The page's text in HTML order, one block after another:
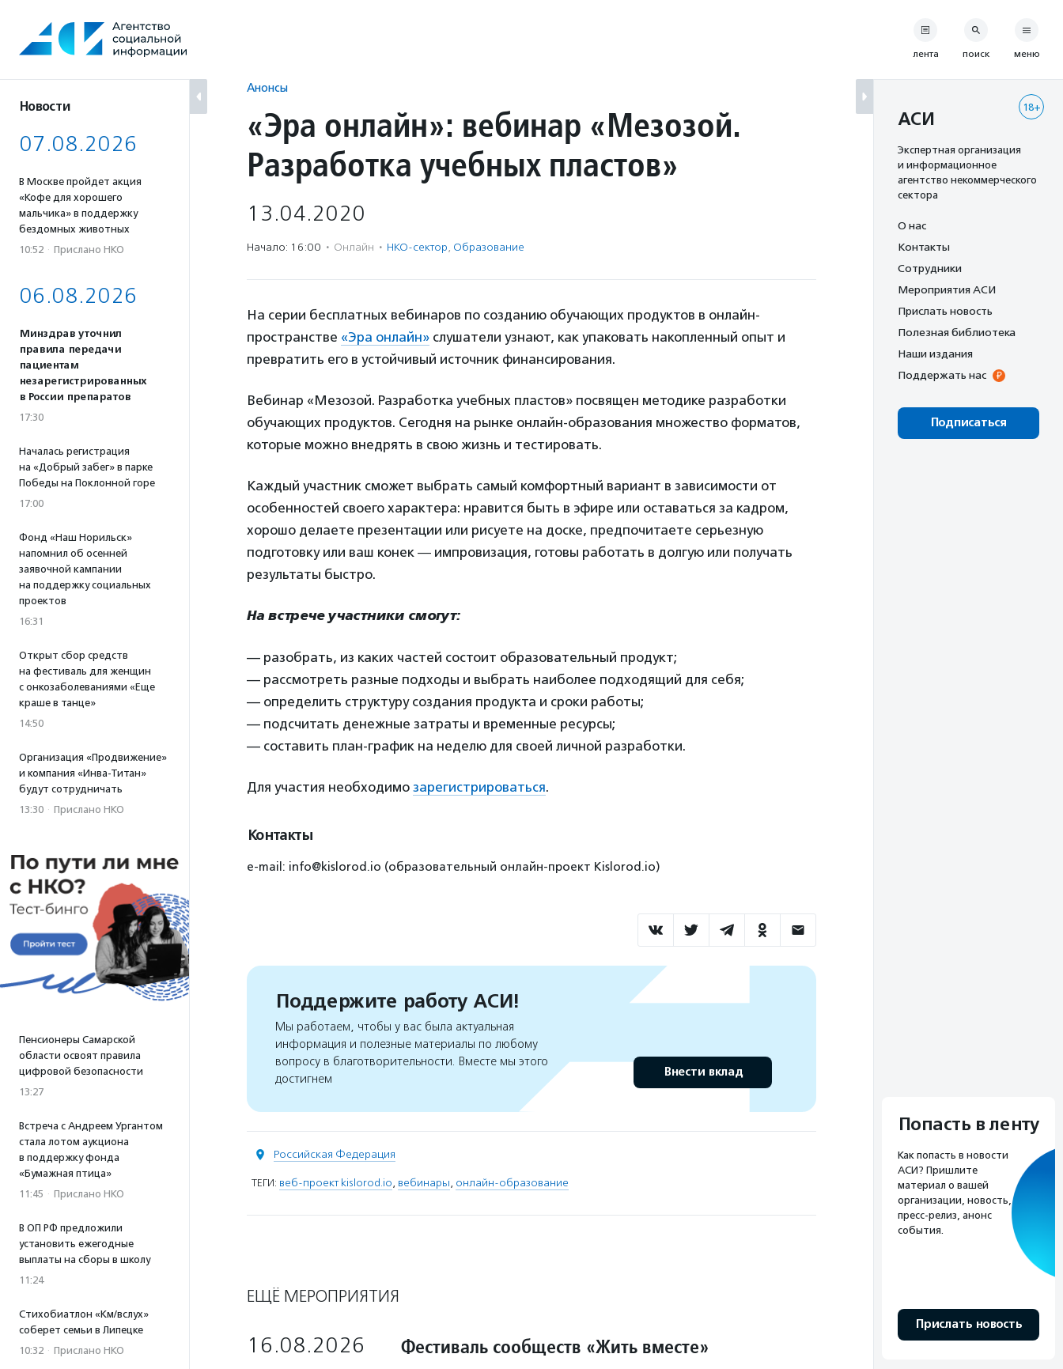
содержанию
Новости
07.08.2026
В Москве пройдет акция
«Кофе для хорошего
мальчика» в поддержку
бездомных животных
10:52 · Прислано НКО
06.08.2026
Минздрав уточнил
правила передачи
пациентам
незарегистрированных
в России препаратов
17:30
Началась регистрация
на «Добрый забег» в парке
Победы на Поклонной горе
17:00
Фонд «Наш Норильск»
напомнил об осенней
заявочной кампании
на поддержку социальных
проектов
16:31
Открыт сбор средств
на фестиваль для женщин
с онкозаболеваниями «Еще
краше в танце»
14:50
Организация «Продвижение»
и компания «Инва-Титан»
будут сотрудничать
13:30 · Прислано НКО
Пенсионеры Самарской
области освоят правила
цифровой безопасности
13:27
Встреча с Андреем Ургантом
стала лотом аукциона
в поддержку фонда
«Бумажная птица»
11:45 · Прислано НКО
В ОП РФ предложили
установить ежегодные
выплаты на сборы в школу
11:24
Стихобиатлон «Км/вслух»
соберет семьи в Липецке
10:32 · Прислано НКО
Анонсы
«Эра онлайн»: вебинар «Мезозой.
Разработка учебных пластов»
13.04.2020
Начало: 16:00 · Онлайн · НКО-сектор, Образование
На серии бесплатных вебинаров по созданию обучающих продуктов в онлайн-
пространстве «Эра онлайн» слушатели узнают, как упаковать накопленный опыт и
превратить его в устойчивый источник финансирования.
Вебинар «Мезозой. Разработка учебных пластов» посвящен методике разработки
обучающих продуктов. Сегодня на рынке онлайн-образования множество форматов,
которые можно внедрять в свою жизнь и тестировать.
Каждый участник сможет выбрать самый комфортный вариант в зависимости от
особенностей своего характера: нравится быть в эфире или оставаться за кадром,
хорошо делаете презентации или рисуете на доске, предпочитаете серьезную
подготовку или ваш конек ― импровизация, готовы работать в долгую или получать
результаты быстро.
На встрече участники смогут:
— разобрать, из каких частей состоит образовательный продукт;
— рассмотреть разные подходы и выбрать наиболее подходящий для себя;
— определить структуру создания продукта и сроки работы;
— подсчитать денежные затраты и временные ресурсы;
— составить план-график на неделю для своей личной разработки.
Для участия необходимо зарегистрироваться.
Контакты
e-mail: info@kislorod.io (образовательный онлайн-проект Kislorod.io)
Поддержите работу АСИ!
Мы работаем, чтобы у вас была актуальная
информация и полезные материалы по любому
вопросу в благотворительности. Вместе мы этого
достигнем
Внести вклад
Российская Федерация
ТЕГИ: веб-проект kislorod.io, вебинары, онлайн-образование
ЕЩЁ МЕРОПРИЯТИЯ
16.08.2026 Фестиваль сообществ «Жить вместе»
лента поиск меню
18+
АСИ
Экспертная организация
и информационное
агентство некоммерческого
сектора
О нас
Контакты
Сотрудники
Мероприятия АСИ
Прислать новость
Полезная библиотека
Наши издания
Поддержать нас
Подписаться
Попасть в ленту
Как попасть в новости
АСИ? Пришлите
материал о вашей
организации, новость,
пресс-релиз, анонс
события.
Прислать новость